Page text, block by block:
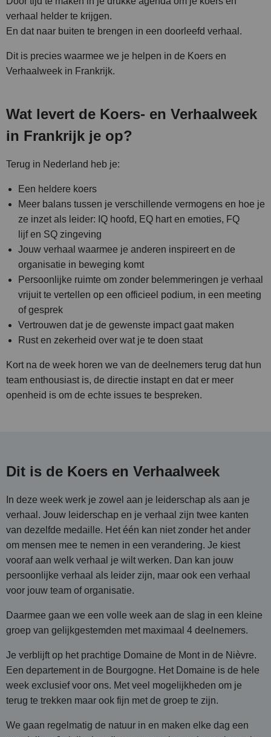
verhaal helder te krijgen.
En dat naar buiten te brengen in een doorleefd verhaal.
Dit is precies waarmee we je helpen in de Koers en
Verhaalweek in Frankrijk.
Wat levert de Koers- en Verhaalweek
in Frankrijk je op?
Terug in Nederland heb je:
Een heldere koers
Meer balans tussen je verschillende vermogens en hoe je
ze inzet als leider: IQ hoofd, EQ hart en emoties, FQ
lijf en SQ zingeving
Jouw verhaal waarmee je anderen inspireert en de
organisatie in beweging komt
Persoonlijke ruimte om zonder belemmeringen je verhaal
vrijuit te vertellen op een officieel podium, in een meeting
of gesprek
Vertrouwen dat je de gewenste impact gaat maken
Rust en zekerheid over wat je te doen staat
Kort na de week horen we van de deelnemers terug dat hun
team enthousiast is, de directie instapt en dat er meer
openheid is om de echte issues te bespreken.
Dit is de Koers en Verhaalweek
In deze week werk je zowel aan je leiderschap als aan je
verhaal. Jouw leiderschap en je verhaal zijn twee kanten
van dezelfde medaille. Het één kan niet zonder het ander
om mensen mee te nemen in een verandering. Je kiest
vooraf aan welk verhaal je wilt werken. Dan kan jouw
persoonlijke verhaal als leider zijn, maar ook een verhaal
voor jouw team of organisatie.
Daarmee gaan we een volle week aan de slag in een kleine
groep van gelijkgestemden met maximaal 4 deelnemers.
Je verblijft op het prachtige Domaine de Mont in de Nièvre.
Een departement in de Bourgogne. Het Domaine is de hele
week exclusief voor ons. Met veel mogelijkheden om je
terug te trekken maar ook fijn met de groep te zijn.
We gaan regelmatig de natuur in en maken elke dag een